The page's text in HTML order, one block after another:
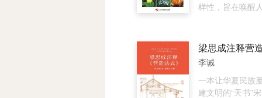
青一样，沉淀了
把那些塔错过了
样性，旨在唤醒
奇花异卉，到植
境的生存智慧，
述激发了读者的
艳美丽的罂粟科
木棉科、借人高
梁思成注释营
李诫
一本让华夏民族
建文明的“天书”